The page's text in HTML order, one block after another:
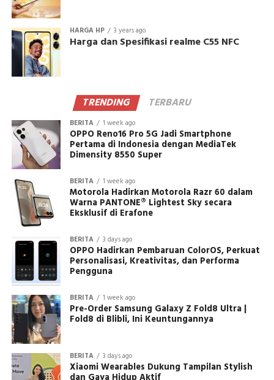
HARGA HP 3 years ago
Harga dan Spesifikasi realme C55 NFC
TRENDING TERBARU
BERITA 1 week ago
OPPO Reno16 Pro 5G Jadi Smartphone
Pertama di Indonesia dengan MediaTek
Dimensity 8550 Super
BERITA 1 week ago
Motorola Hadirkan Motorola Razr 60 dalam
Warna PANTONE® Lightest Sky secara
Eksklusif di Erafone
BERITA 3 days ago
OPPO Hadirkan Pembaruan ColorOS, Perkuat
Personalisasi, Kreativitas, dan Performa
Pengguna
BERITA 1 week ago
Pre-Order Samsung Galaxy Z Fold8 Ultra |
Fold8 di Blibli, Ini Keuntungannya
BERITA 3 days ago
Xiaomi Wearables Dukung Tampilan Stylish